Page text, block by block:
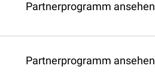
Partnerprogramm ansehen
Partnerprogramm ansehen